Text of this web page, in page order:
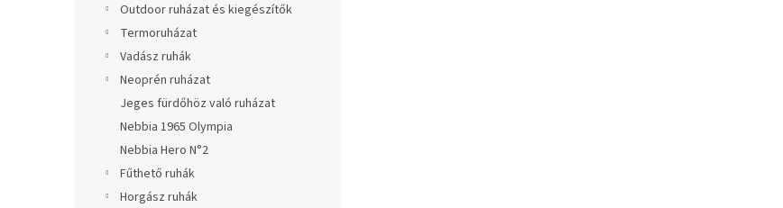
Outdoor ruházat és kiegészítők
Termoruházat
Vadász ruhák
Neoprén ruházat
Jeges fürdőhöz való ruházat
Nebbia 1965 Olympia
Nebbia Hero N°2
Fűthető ruhák
Horgász ruhák